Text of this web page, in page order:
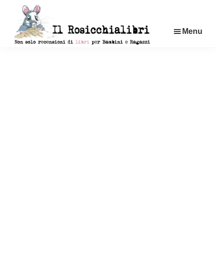
contenuto
Menu